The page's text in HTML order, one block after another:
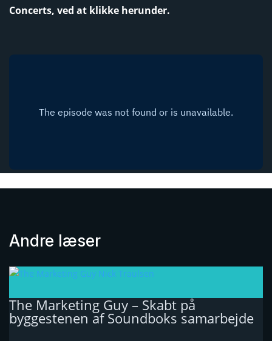
Concerts, ved at klikke herunder.
Andre læser
The Marketing Guy – Skabt på
byggestenen af Soundboks samarbejde